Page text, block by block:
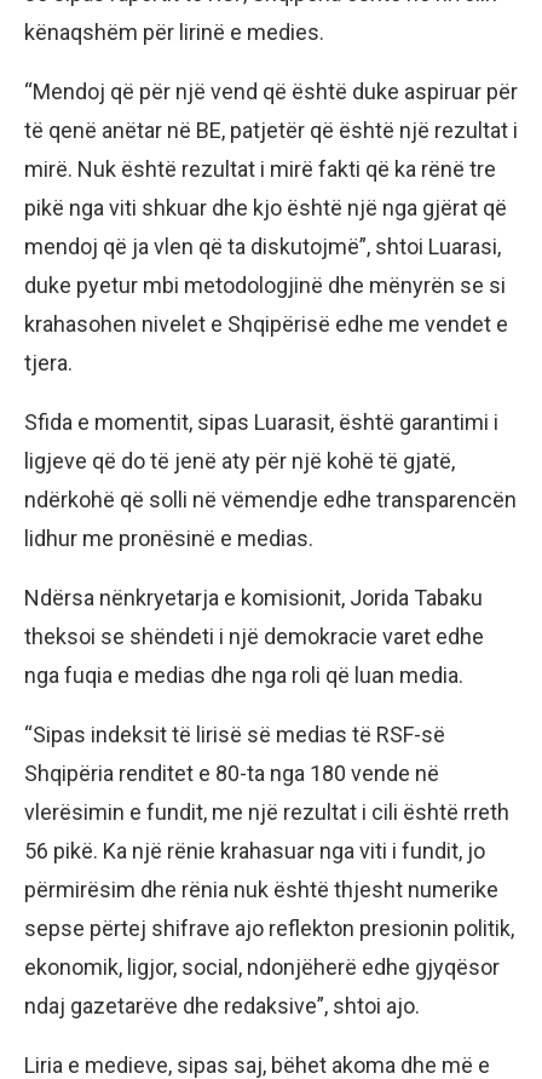
kënaqshëm për lirinë e medies.
“Mendoj që për një vend që është duke aspiruar për
të qenë anëtar në BE, patjetër që është një rezultat i
mirë. Nuk është rezultat i mirë fakti që ka rënë tre
pikë nga viti shkuar dhe kjo është një nga gjërat që
mendoj që ja vlen që ta diskutojmë”, shtoi Luarasi,
duke pyetur mbi metodologjinë dhe mënyrën se si
krahasohen nivelet e Shqipërisë edhe me vendet e
tjera.
Sfida e momentit, sipas Luarasit, është garantimi i
ligjeve që do të jenë aty për një kohë të gjatë,
ndërkohë që solli në vëmendje edhe transparencën
lidhur me pronësinë e medias.
Ndërsa nënkryetarja e komisionit, Jorida Tabaku
theksoi se shëndeti i një demokracie varet edhe
nga fuqia e medias dhe nga roli që luan media.
“Sipas indeksit të lirisë së medias të RSF-së
Shqipëria renditet e 80-ta nga 180 vende në
vlerësimin e fundit, me një rezultat i cili është rreth
56 pikë. Ka një rënie krahasuar nga viti i fundit, jo
përmirësim dhe rënia nuk është thjesht numerike
sepse përtej shifrave ajo reflekton presionin politik,
ekonomik, ligjor, social, ndonjëherë edhe gjyqësor
ndaj gazetarëve dhe redaksive”, shtoi ajo.
Liria e medieve, sipas saj, bëhet akoma dhe më e